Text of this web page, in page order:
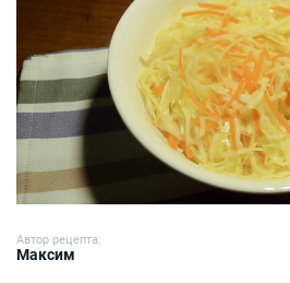
Автор рецепта:
Максим